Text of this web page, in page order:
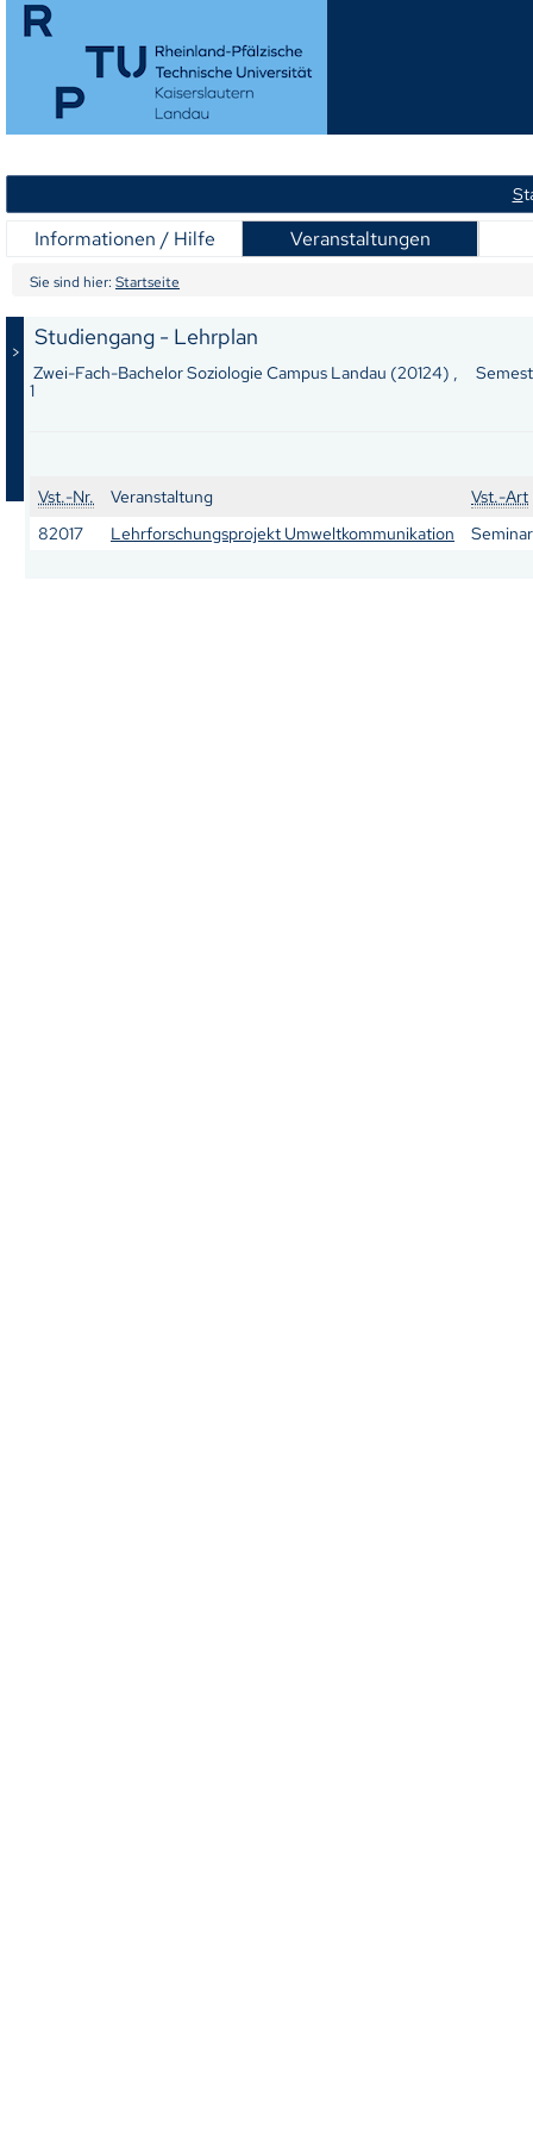
S
Informationen / Hilfe Veranstaltungen
Sie sind hier: Startseite
>
Studiengang - Lehrplan
Zwei-Fach-Bachelor Soziologie Campus Landau (20124) ,
1
Vst.-Nr. Veranstaltung
Vst.-Art
82017
Lehrforschungsprojekt Umweltkommunikation Seminar